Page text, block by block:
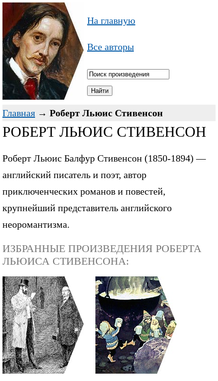
На главную
Все авторы
Главная → Роберт Льюис Стивенсон
РОБЕРТ ЛЬЮИС СТИВЕНСОН
Роберт Льюис Балфур Стивенсон (1850-1894) —
английский писатель и поэт, автор
приключенческих романов и повестей,
крупнейший представитель английского
неоромантизма.
ИЗБРАННЫЕ ПРОИЗВЕДЕНИЯ РОБЕРТА
ЛЬЮИСА СТИВЕНСОНА: